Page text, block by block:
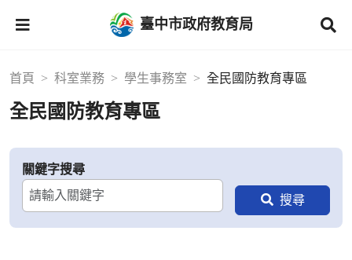
臺中市政府教育局
首頁 科室業務 學生事務室 全民國防教育專區
全民國防教育專區
關鍵字搜尋